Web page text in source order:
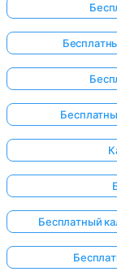
Бесплатный